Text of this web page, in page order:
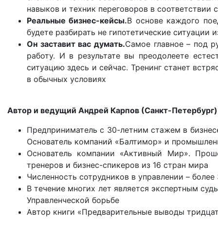
навыков и техник переговоров в
Реальные бизнес-кейсы.В основе каждого
будете разбирать не гипотетические ситуации
Он заставит вас думать.Самое главное – под
работу. И в результате вы преодолеете
ситуацию здесь и сейчас. Тренинг станет
в обычных условиях
Автор и ведущий Андрей Карпов (Санкт-Петербург)
Предприниматель с 30-летним стажем в
Основатель компаний «Балтимор» и
Основатель компании «Активный Мир».
тренеров и бизнес-спикеров из 16 стран мира
Численность сотрудников в управлении –
В течение многих лет является экспертным
Управленческой борьбе
Автор книги «Предварительные выводы